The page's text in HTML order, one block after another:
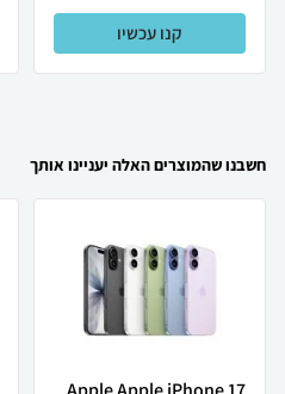
קנו עכשיו
חשבנו שהמוצרים האלה יעניינו אותך